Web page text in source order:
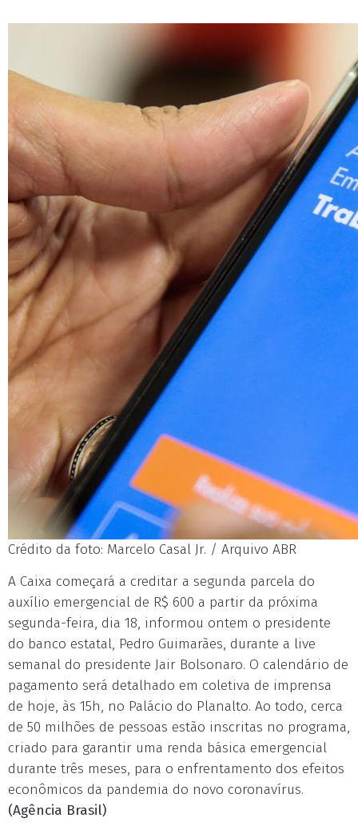
Crédito da foto: Marcelo Casal Jr. / Arquivo ABR
A Caixa começará a creditar a segunda parcela do
auxílio emergencial de R$ 600 a partir da próxima
segunda-feira, dia 18, informou ontem o presidente
do banco estatal, Pedro Guimarães, durante a live
semanal do presidente Jair Bolsonaro. O calendário de
pagamento será detalhado em coletiva de imprensa
de hoje, às 15h, no Palácio do Planalto. Ao todo, cerca
de 50 milhões de pessoas estão inscritas no programa,
criado para garantir uma renda básica emergencial
durante três meses, para o enfrentamento dos efeitos
econômicos da pandemia do novo coronavírus.
(Agência Brasil)